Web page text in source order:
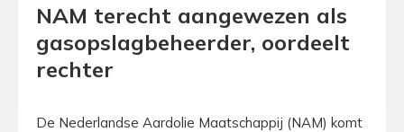
NAM terecht aangewezen als
gasopslagbeheerder, oordeelt
rechter
De Nederlandse Aardolie Maatschappij (NAM) komt